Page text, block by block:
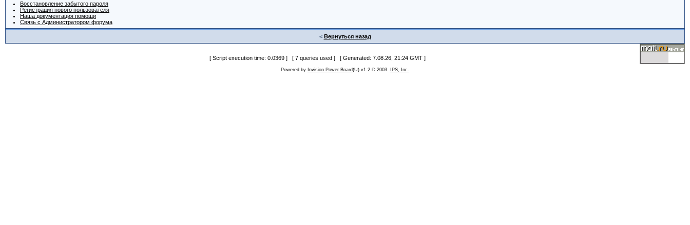
Восстановление забытого пароля
Регистрация нового пользователя
Наша документация помощи
Связь с Администратором форума
< Вернуться назад
[ Script execution time: 0.0369 ] [ 7 queries used ] [ Generated: 7.08.26, 21:24 GMT ]
Powered by Invision Power Board(U) v1.2 © 2003 IPS, Inc.